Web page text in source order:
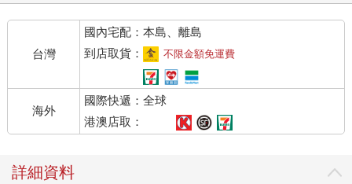
台灣
國內宅配：本島、離島
到店取貨：
不限金額免運費
海外
國際快遞：全球
港澳店取：
詳細資料